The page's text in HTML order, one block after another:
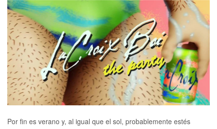
Por fin es verano y, al igual que el sol, probablemente estés